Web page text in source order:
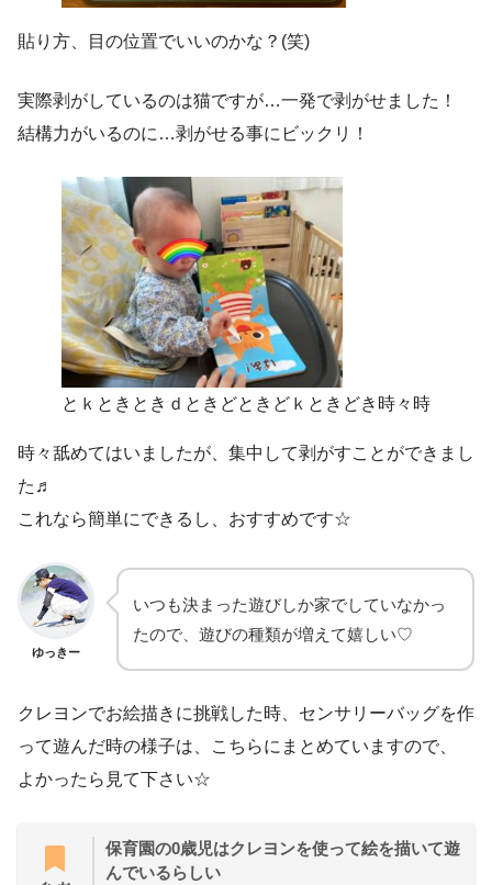
貼り方、目の位置でいいのかな？(笑)
実際剥がしているのは猫ですが…一発で剥がせました！
結構力がいるのに…剥がせる事にビックリ！
とｋときときｄときどときどｋときどき時々時
時々舐めてはいましたが、集中して剥がすことができまし
た♬
これなら簡単にできるし、おすすめです☆
ゆっきー
いつも決まった遊びしか家でしていなかっ
たので、遊びの種類が増えて嬉しい♡
クレヨンでお絵描きに挑戦した時、センサリーバッグを作
って遊んだ時の様子は、こちらにまとめていますので、
よかったら見て下さい☆
保育園の0歳児はクレヨンを使って絵を描いて遊
んでいるらしい